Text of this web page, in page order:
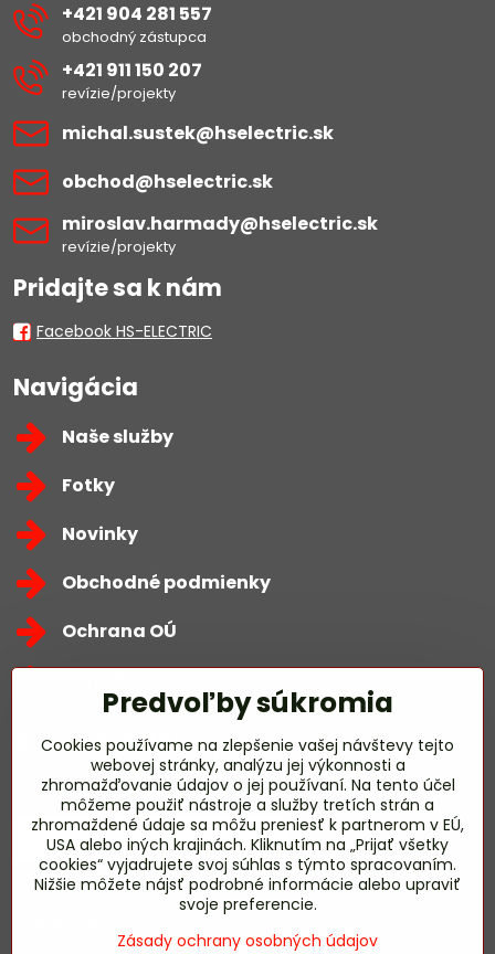
+421 904 281 557
obchodný zástupca
+421 911 150 207
revízie/projekty
michal​.sustek​@hselectric​.sk
obchod​@hselectric​.sk
miroslav​.harmady​@hselectric​.sk
revízie/projekty
Pridajte sa k nám
Facebook HS-ELECTRIC
Navigácia
Naše služby
Fotky
Novinky
Obchodné podmienky
Ochrana OÚ
Zavoláme Vám späť
Váš telefón*
Predvoľby súkromia
Cookies používame na zlepšenie vašej návštevy tejto
webovej stránky, analýzu jej výkonnosti a
zhromažďovanie údajov o jej používaní. Na tento účel
môžeme použiť nástroje a služby tretích strán a
zhromaždené údaje sa môžu preniesť k partnerom v EÚ,
USA alebo iných krajinách. Kliknutím na „Prijať všetky
cookies“ vyjadrujete svoj súhlas s týmto spracovaním.
Nižšie môžete nájsť podrobné informácie alebo upraviť
svoje preferencie.
Zásady ochrany osobných údajov